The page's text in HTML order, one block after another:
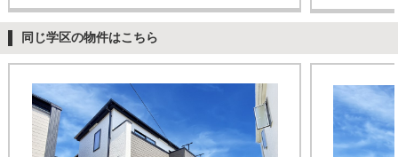
同じ学区の物件はこちら